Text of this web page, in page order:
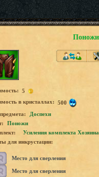
Поножи
5
в кристаллах: 500
Доспехи
Поножи
Усиления комплекта
для инкрустации:
Место для сверления
Место для сверления